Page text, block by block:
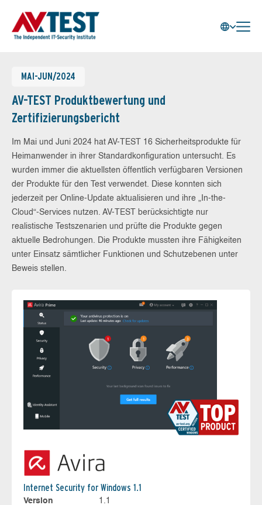
MAI-JUN/2024
AV-TEST Produktbewertung und
Zertifizierungsbericht
Im Mai und Juni 2024 hat AV-TEST 16 Sicherheitsprodukte für
Heimanwender in ihrer Standardkonfiguration untersucht. Es
wurden immer die aktuellsten öffentlich verfügbaren Versionen
der Produkte für den Test verwendet. Diese konnten sich
jederzeit per Online-Update aktualisieren und ihre „In-the-
Cloud“-Services nutzen. AV-TEST berücksichtigte nur
realistische Testszenarien und prüfte die Produkte gegen
aktuelle Bedrohungen. Die Produkte mussten ihre Fähigkeiten
unter Einsatz sämtlicher Funktionen und Schutzebenen unter
Beweis stellen.
Internet Security for Windows 1.1
Version
1.1